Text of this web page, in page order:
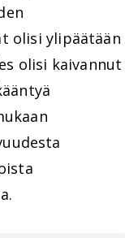
olisi ylipäätään
olisi kaivannut